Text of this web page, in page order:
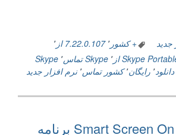
جدید + كشور ٬ 7.22.0.107 از
٬
Skype از ٬ Skype تماس ٬ Skype
دانلود٬ رايگان٬ كشور تماس٬ نرم افزار جدید
Smart Screen On Off PRO 4.2 برنامه